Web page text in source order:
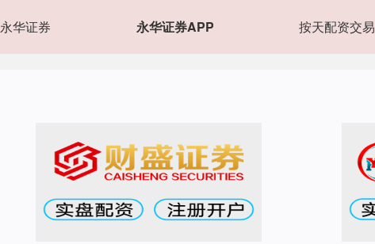
永华证券 永华证券APP 按天配资交易